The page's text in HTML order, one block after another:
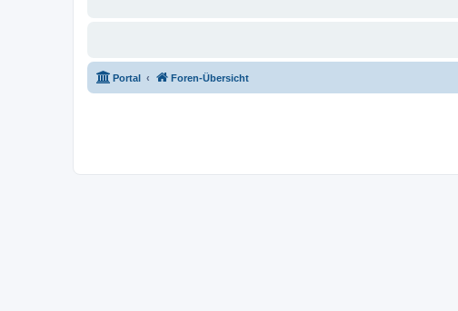
Portal Foren-Übersicht